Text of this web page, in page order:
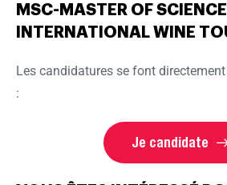
MSC-MASTER OF
INTERNATIONAL WINE
Les candidatures se font
:
Je candidate